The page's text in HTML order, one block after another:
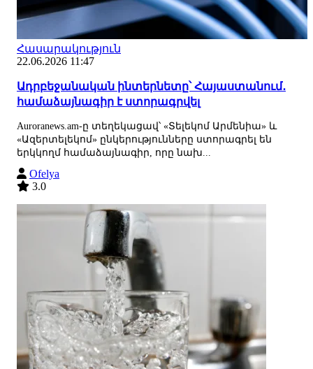
Հասարակություն
22.06.2026 11:47
Ադրբեջանական ինտերնետը՝ Հայաստանում․
համաձայնագիր է ստորագրվել
Auroranews.am-ը տեղեկացավ՝ «Տելեկոմ Արմենիա» և
«Ազերտելեկոմ» ընկերությունները ստորագրել են
երկկողմ համաձայնագիր, որը նախ...
Ofelya
3.0